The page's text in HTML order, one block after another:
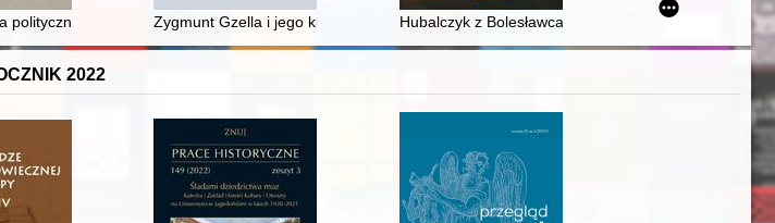
Zamościu (UWZ-Lager Zamosc) w latach 1942-1943 : (wybrane aspekty)
polityczna folkloru muzycznego w Polsce = A short political history of musical folklore in Poland
Zygmunt Gzella i jego kulturotwórcza działalność na rzecz łódzkiego środowiska
Hubalczyk z Bolesławca
2022